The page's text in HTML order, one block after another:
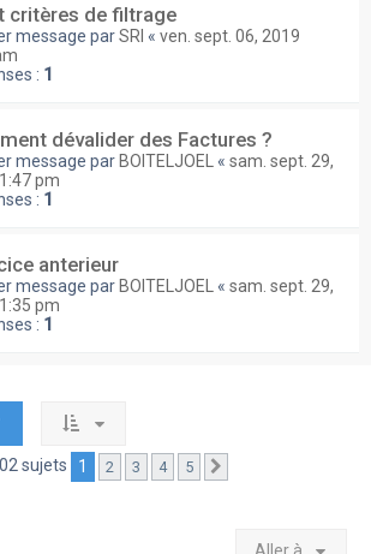
critères de filtrage
message parSRI « ven. sept. 06, 2019
: 1
dévalider des Factures ?
message par BOITELJOEL « sam. sept. 29,
pm
: 1
anterieur
message par BOITELJOEL « sam. sept. 29,
pm
: 1
sujets 1 2 3 4 5